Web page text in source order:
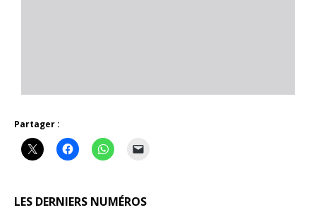
Partager :
LES DERNIERS NUMÉROS